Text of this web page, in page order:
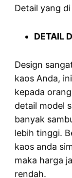
Detail yang
DETAIL
Design
kaos Anda,
kepada
detail model
banyak
lebih tinggi.
kaos anda
maka harga
rendah.